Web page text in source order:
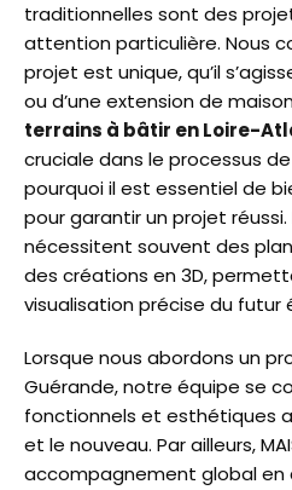
traditionnelles sont des
attention particulière. Nous
projet est unique, qu’il
ou d’une extension de
terrains à bâtir en Loire-
cruciale dans le processus
pourquoi il est essentiel de
pour garantir un projet
nécessitent souvent des
des créations en 3D,
visualisation précise du futur
Lorsque nous abordons un
Guérande, notre équipe se
fonctionnels et esthétiques
et le nouveau. Par ailleurs,
accompagnement global en